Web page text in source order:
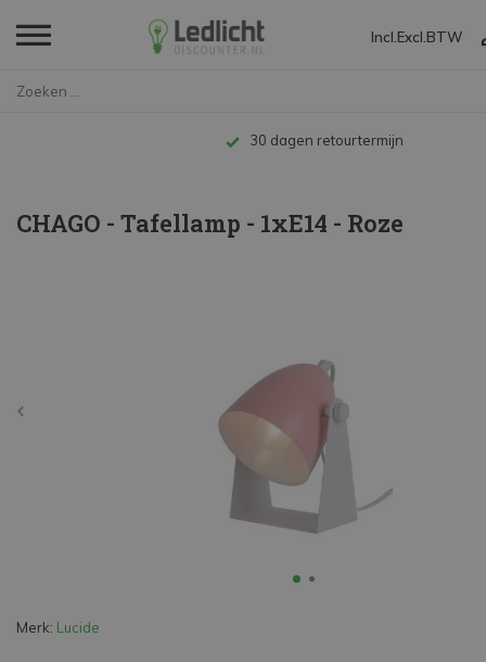
Incl. Excl. BTW
Tot 10 jaar
CHAGO - Tafellamp - 1xE14 - Roze
Merk: Lucide